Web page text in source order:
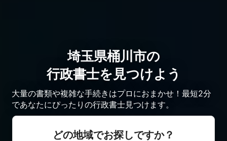
埼玉県桶川市の
行政書士を見つけよう
大量の書類や複雑な手続きはプロにおまかせ！最短2分
であなたにぴったりの行政書士見つけます。
どの地域でお探しですか？